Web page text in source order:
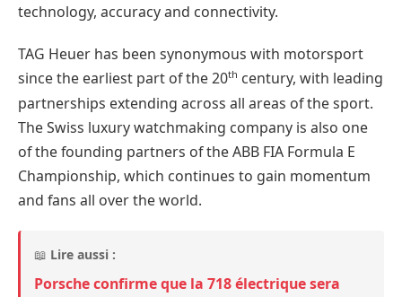
technology, accuracy and connectivity.
TAG Heuer has been synonymous with motorsport
since the earliest part of the 20th century, with leading
partnerships extending across all areas of the sport.
The Swiss luxury watchmaking company is also one
of the founding partners of the ABB FIA Formula E
Championship, which continues to gain momentum
and fans all over the world.
📖 Lire aussi :
Porsche confirme que la 718 électrique sera